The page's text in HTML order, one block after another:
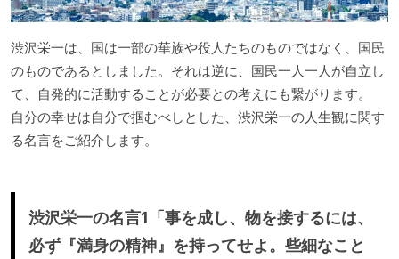
渋沢栄一は、国は一部の華族や役人たちのものではなく、国民
のものであるとしました。それは逆に、国民一人一人が自立し
て、自発的に活動することが必要との考えにも繋がります。
自分の幸せは自分で掴むべしとした、渋沢栄一の人生観に関す
る名言をご紹介します。
渋沢栄一の名言1「事を成し、物を接するには、
必ず『満身の精神』を持ってせよ。些細なこと